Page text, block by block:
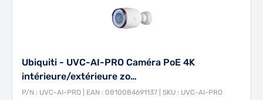
Ubiquiti - UVC-AI-PRO Caméra PoE 4K
intérieure/extérieure zo…
P/N : UVC-AI-PRO | EAN : 0810084691137 | SKU : UVC-AI-PRO